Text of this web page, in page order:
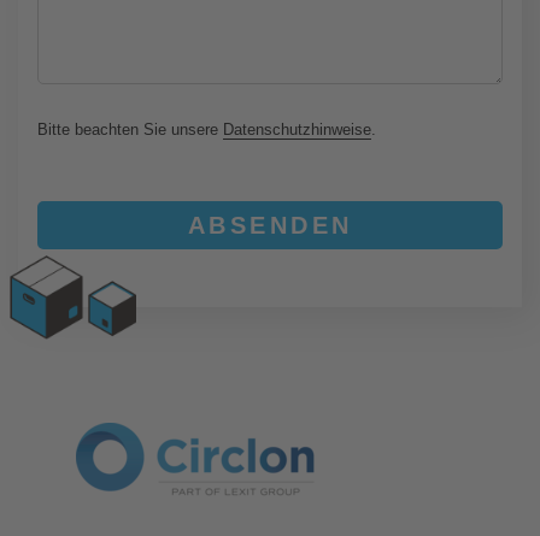
Bitte beachten Sie unsere Datenschutzhinweise